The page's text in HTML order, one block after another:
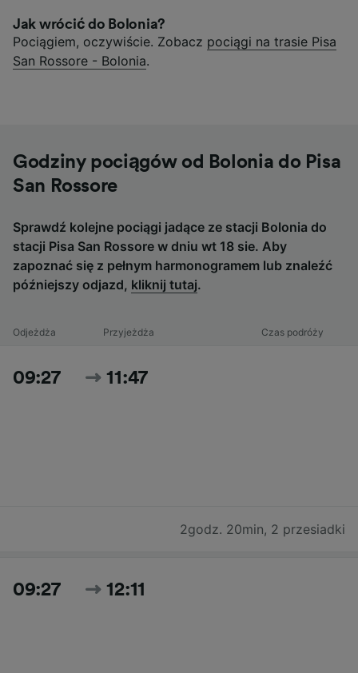
Jak wrócić do Bolonia?
Pociągiem, oczywiście. Zobacz pociągi na trasie Pisa
San Rossore - Bolonia.
Godziny pociągów od Bolonia do Pisa
San Rossore
Sprawdź kolejne pociągi jadące ze stacji Bolonia do
stacji Pisa San Rossore w dniu wt 18 sie. Aby
zapoznać się z pełnym harmonogramem lub znaleźć
późniejszy odjazd, kliknij tutaj.
Odjeżdża Przyjeżdża Czas podróży
09:27 11:47
2godz. 20min, 2 przesiadki
09:27 12:11